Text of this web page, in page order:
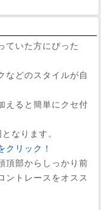
ていた方にぴった
などのスタイルが自
えると簡単にクセ付
なります。
リック！
頂部からしっかり前
ントレースをオスス